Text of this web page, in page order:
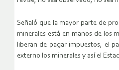
Señaló que la mayor parte de
minerales está en manos de los
liberan de pagar impuestos, el
externo los minerales y así el